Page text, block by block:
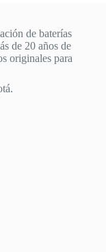
de baterías
de 20 años de
originales para